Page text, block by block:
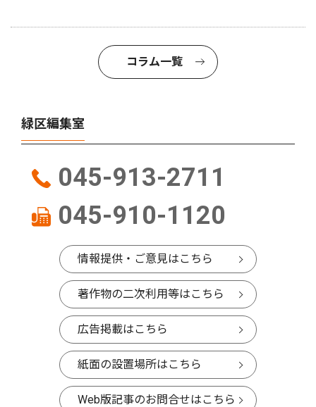
コラム一覧
緑区編集室
045-913-2711
045-910-1120
情報提供・ご意見はこちら
著作物の二次利用等はこちら
広告掲載はこちら
紙面の設置場所はこちら
Web版記事のお問合せはこちら